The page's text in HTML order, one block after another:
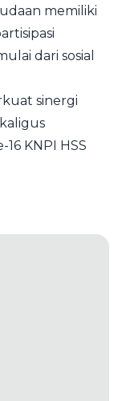
memiliki
dari sosial
sinergi
KNPI HSS